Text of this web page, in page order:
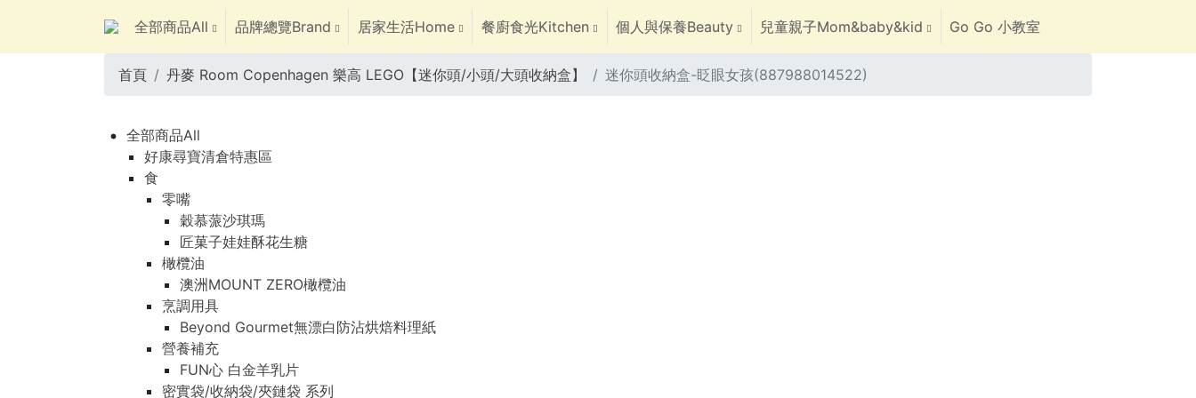
全部商品All 品牌總覽Brand 居家生活Home 餐廚食光Kitchen 個人與保養Beauty 兒童親子Mom&baby&kid Go Go 小教室
首頁 丹麥 Room Copenhagen 樂高 LEGO【迷你頭/小頭/大頭收納盒】 迷你頭收納盒-眨眼女孩(887988014522)
全部商品All
好康尋寶清倉特惠區
食
零嘴
穀慕蒎沙琪瑪
匠菓子娃娃酥花生糖
橄欖油
澳洲MOUNT ZERO橄欖油
烹調用具
Beyond Gourmet無漂白防沾烘焙料理紙
營養補充
FUN心 白金羊乳片
密實袋/收納袋/夾鏈袋 系列